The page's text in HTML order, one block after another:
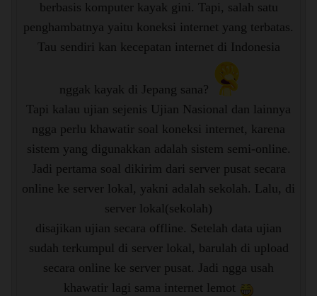
berbasis komputer kayak gini. Tapi, salah satu
penghambatnya yaitu koneksi internet yang terbatas.
Tau sendiri kan kecepatan internet di Indonesia
nggak kayak di Jepang sana?
Tapi kalau ujian sejenis Ujian Nasional dan lainnya
ngga perlu khawatir soal koneksi internet, karena
sistem yang digunakkan adalah sistem semi-online.
Jadi pertama soal dikirim dari server pusat secara
online ke server lokal, yakni adalah sekolah. Lalu, di
server lokal(sekolah)
disajikan ujian secara offline. Setelah data ujian
sudah terkumpul di server lokal, barulah di upload
secara online ke server pusat. Jadi ngga usah
khawatir lagi sama internet lemot